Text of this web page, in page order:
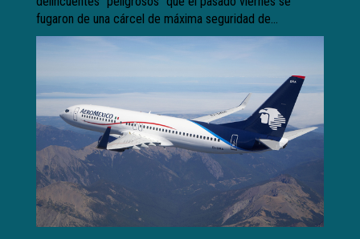
fugaron de una cárcel de máxima seguridad de...